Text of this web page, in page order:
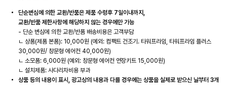
단순변심에 의한 교환/반품은 제품 수령후 7일이내까지,
교환/반품 제한사항에 해당하지 않는 경우에만 가능
- 단순 변심에 의한 교환/반품 배송비용은 고객부담
ㄴ 상품(제품 본품): 10,000원 (예외: 컴팩트 건조기. 타워프라임, 타워프라임 플러스
30,000원/ 창문형 에어컨 40,000원)
ㄴ 소모품: 6,000원 (예외: 창문형 에어컨 연장키트 15,000원)
ㄴ 설치제품: 사다리차비용 부과
상품 등의 내용이 표시, 광고상의 내용과 다를 경우에는 상품을 실제로 받으신 날부터 3개